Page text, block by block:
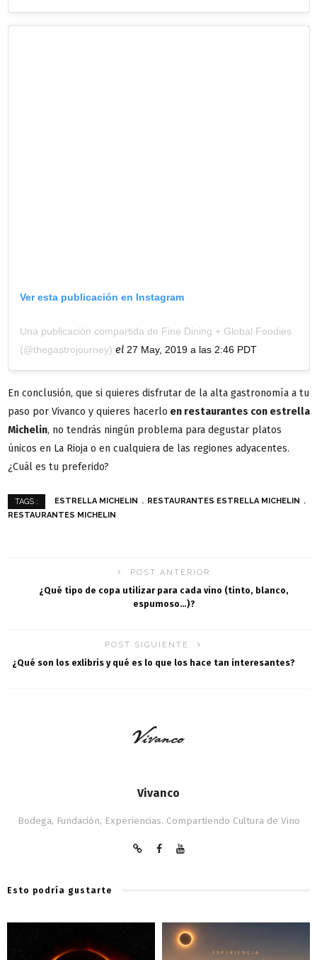
Ver esta publicación en Instagram
Una publicación compartida de Fine Dining + Global Foodies
(@thegastrojourney) el 27 May, 2019 a las 2:46 PDT
En conclusión, que si quieres disfrutar de la alta gastronomía a tu
paso por Vivanco y quieres hacerlo en restaurantes con estrella
Michelin, no tendrás ningún problema para degustar platos
únicos en La Rioja o en cualquiera de las regiones adyacentes.
¿Cuál es tu preferido?
TAGS : ESTRELLA MICHELIN
RESTAURANTES ESTRELLA MICHELIN
RESTAURANTES MICHELIN
POST ANTERIOR
¿Qué tipo de copa utilizar para cada vino (tinto, blanco,
espumoso…)?
POST SIGUIENTE
¿Qué son los exlibris y qué es lo que los hace tan interesantes?
Vivanco
Bodega, Fundación, Experiencias. Compartiendo Cultura de Vino
Esto podría gustarte